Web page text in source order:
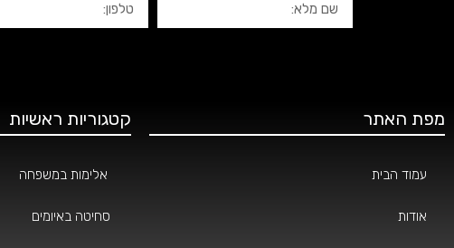
מפת האתר
עמוד הבית
אודות
קטגוריות ראשיות
אלימות במשפחה
סחיטה באיומים